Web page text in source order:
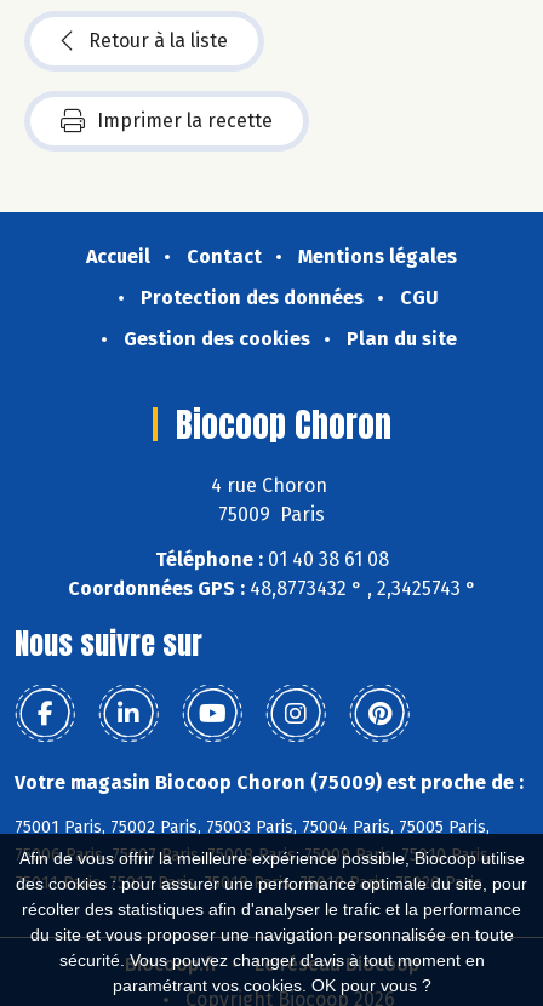
Afin de vous offrir la meilleure expérience possible, Biocoop utilise
des cookies : pour assurer une performance optimale du site, pour
récolter des statistiques afin d'analyser le trafic et la performance
du site et vous proposer une navigation personnalisée en toute
sécurité. Vous pouvez changer d'avis à tout moment en
paramétrant vos cookies. OK pour vous ?
Retour à la liste
Imprimer la recette
Accueil Contact
Mentions légales
Protection des données
CGU
Gestion des cookies
Plan du site
Biocoop Choron
4 rue Choron
75009 Paris
Téléphone :01 40 38 61 08
Coordonnées GPS :48,8773432 ° , 2,3425743 °
Nous suivre sur
Votre magasin Biocoop Choron (75009) est proche de :
75001 Paris, 75002 Paris, 75003 Paris, 75004 Paris, 75005 Paris,
75006 Paris, 75007 Paris, 75008 Paris, 75009 Paris, 75010 Paris,
75011 Paris, 75017 Paris, 75018 Paris, 75019 Paris, 75020 Paris
Biocoop.fr
Le réseau Biocoop
Copyright Biocoop 2026